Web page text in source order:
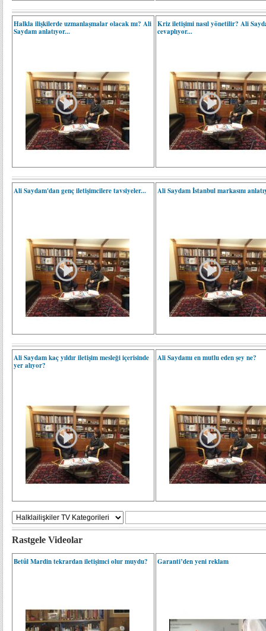
Halkla ilişkilerde uzmanlaşmalar olacak mı? Ali
Saydam anlatıyor...
Kriz iletişimi nasıl yönetilir? Ali
cevaplıyor...
Ali Saydam'dan genç iletişimcilere tavsiyeler... Ali Saydam İstanbul markasını
Ali Saydam kaç yıldır iletişim mesleği içerisinde
yer alıyor?
Ali Saydamı en mutlu eden şey ne?
Rastgele Videolar
Betûl Mardin tekrardan iletişimci olur muydu? Garanti’den yeni reklam